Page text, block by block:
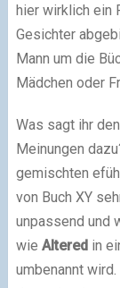
hier wirklich ein
Gesichter
Mann um die
Mädchen oder
Was sagt ihr
Meinungen
gemischten
von Buch XY
unpassend und
wie Alteredin
umbenannt